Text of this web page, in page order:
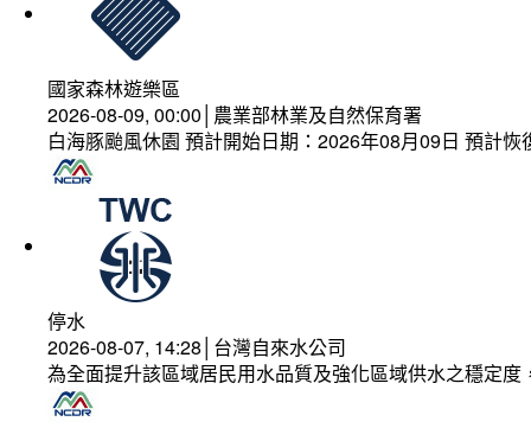
國家森林遊樂區
2026-08-09, 00:00│農業部林業及自然保育署
白海豚颱風休園 預計開始日期：2026年08月09日 預計
停水
2026-08-07, 14:28│台灣自來水公司
為全面提升該區域居民用水品質及強化區域供水之穩定